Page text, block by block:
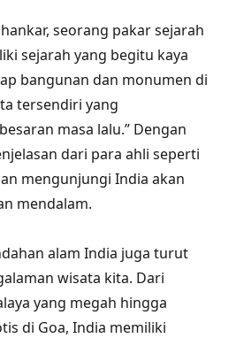
seorang pakar sejarah
sejarah yang begitu kaya
bangunan dan monumen di
tersendiri yang
masa lalu.” Dengan
dari para ahli seperti
mengunjungi India akan
mendalam.
alam India juga turut
wisata kita. Dari
yang megah hingga
di Goa, India memiliki